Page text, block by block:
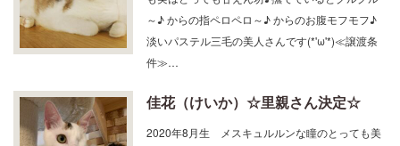
～♪ からの指ペロペロ～♪ からのお腹モフモフ♪
淡いパステル三毛の美人さんです(*'ω'*)≪譲渡条
件≫…
佳花（けいか）☆里親さん決定☆
2020年8月生 メスキュルルンな瞳のとっても美